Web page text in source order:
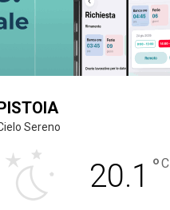
Sereno
20.1 °C